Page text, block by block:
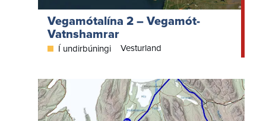
Vegamótalína 2 – Vegamót-
Vatnshamrar
Í undirbúningi Vesturland